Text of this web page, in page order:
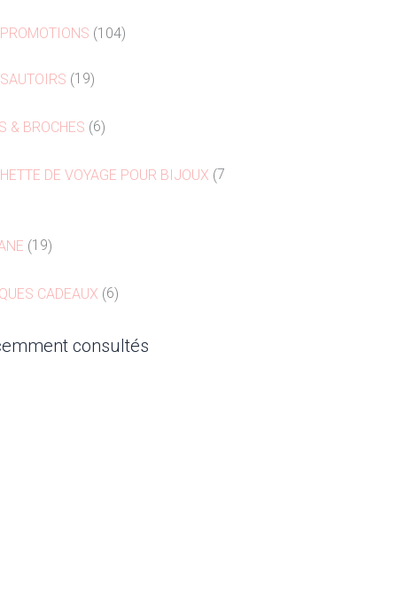
104
19
& BROCHES 6
DE VOYAGE POUR BIJOUX 7
19
CADEAUX 6
consultés